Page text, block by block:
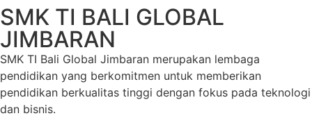
SMK TI BALI GLOBAL
JIMBARAN
SMK TI Bali Global Jimbaran merupakan lembaga
pendidikan yang berkomitmen untuk memberikan
pendidikan berkualitas tinggi dengan fokus pada teknologi
dan bisnis.